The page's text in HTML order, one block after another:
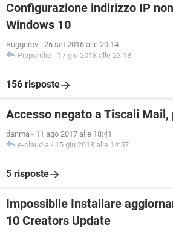
Configurazione indirizzo IP
Windows 10
Ruggerov - 26 set 2016 alle 20:14
Pippondio - 17 giu 2018 alle 23:18
156 risposte
Accesso negato a Tiscali
danma - 11 ago 2017 alle 18:41
e-claudia - 15 giu 2018 alle 14:57
5 risposte
Impossibile Installare
10 Creators Update